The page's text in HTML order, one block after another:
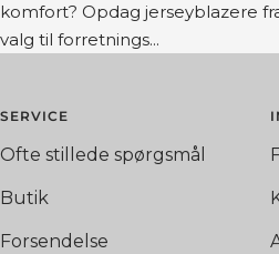
komfort? Opdag jerseyblazere
valg til forretnings...
SERVICE
Ofte stillede spørgsmål
Butik
Forsendelse